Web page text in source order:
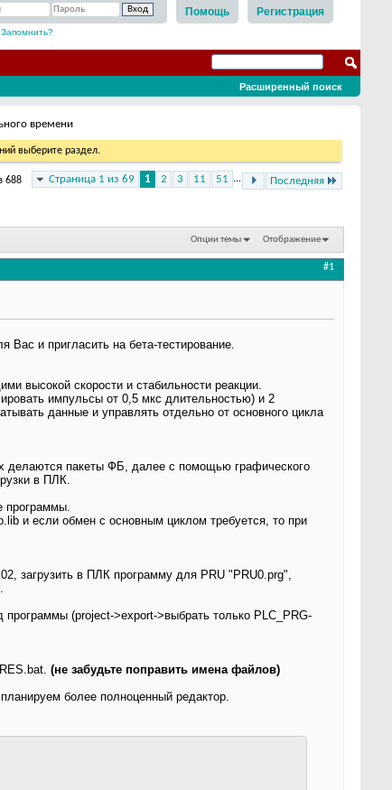
Регистрация
Помощь
Запомнить?
Расширенный поиск
времени
выберите раздел.
Страница 1 из 69 1 2 3 11 51 ... Последняя
688
Опции темы Отображение
#1
Вас и пригласить на бета-тестирование.
высокой скорости и стабильности реакции.
импульсы от 0,5 мкс длительностью) и 2
данные и управлять отдельно от основного цикла
делаются пакеты ФБ, далее с помощью графического
в ПЛК.
программы.
и если обмен с основным циклом требуется, то при
загрузить в ПЛК программу для PRU "PRU0.prg",
программы (project->export->выбрать только PLC_PRG-
(не забудьте поправить имена файлов)
более полноценный редактор.